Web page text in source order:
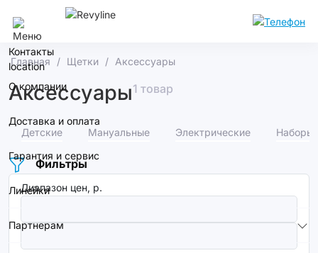
Нижний Новгород
Контакты
О компании
Доставка и оплата
Гарантия и сервис
Линейки
Партнерам
Главная Щетки Аксессуары
Аксессуары1 товар
Детские Мануальные Электрические Наборы
Фильтры
Диапазон цен, р.